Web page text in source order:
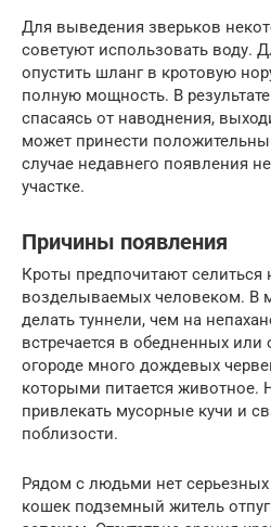
Для выведения зверьков
советуют использовать воду.
опустить шланг в кротовую
полную мощность. В
спасаясь от наводнения,
может принести
случае недавнего появления
участке.
Причины появления
Кроты предпочитают селиться
возделываемых человеком. В
делать туннели, чем на
встречается в обедненных
огороде много дождевых
которыми питается животное.
привлекать мусорные кучи и
поблизости.
Рядом с людьми нет
кошек подземный житель